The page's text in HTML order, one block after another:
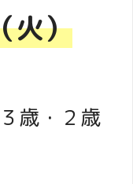
火）
歳・２歳